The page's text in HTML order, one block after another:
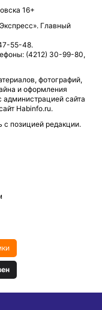
16+
Главный
55-48.
(4212) 30-99-80,
фотографий,
и оформления
администрацией сайта
Habinfo.ru.
с позицией редакции.